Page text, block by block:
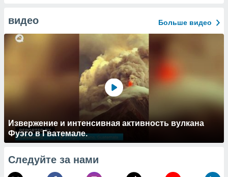
видео Больше видео
Извержение и интенсивная активность вулкана
Фуэго в Гватемале.
Следуйте за нами